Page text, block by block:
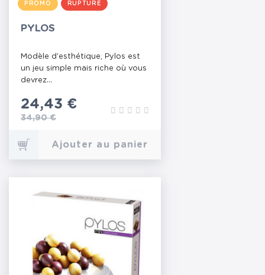
PROMO RUPTURE
PYLOS
Modèle d'esthétique, Pylos est
un jeu simple mais riche où vous
devrez...
Prix
24,43 €
Prix de base
34,90 €
Ajouter au panier